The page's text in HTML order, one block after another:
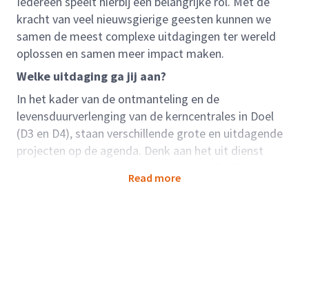
kracht van veel nieuwsgierige geesten kunnen we
samen de meest complexe uitdagingen ter wereld
oplossen en samen meer impact maken.
Welke uitdaging ga jij aan?
In het kader van de ontmanteling en de
levensduurverlenging van de kerncentrales in Doel
(D3 en D4), staan verschillende grote en uitdagende
projecten op de agenda. Denk aan het uit dienst
voor afvalverwerking en -stockage en het continu
Read more